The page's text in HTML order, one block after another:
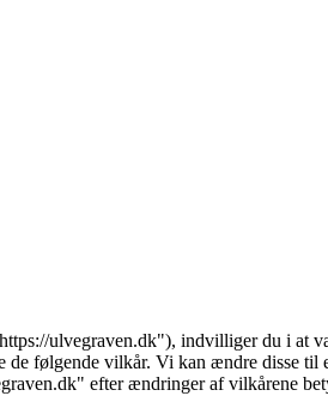
ulvegraven.dk"), indvilliger du i at
følgende vilkår. Vi kan ændre disse
efter ændringer af vilkårene